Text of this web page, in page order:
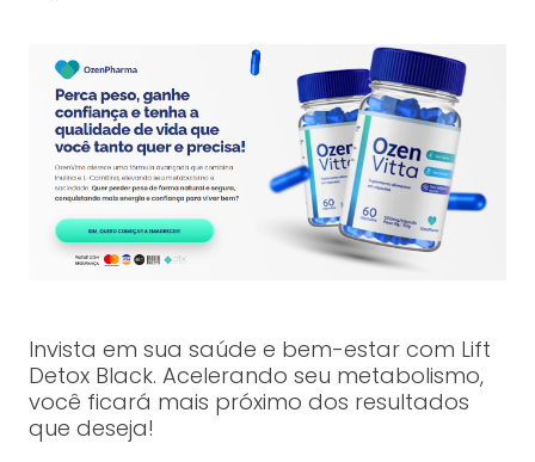
Invista em sua saúde e bem-estar com Lift
Detox Black. Acelerando seu metabolismo,
você ficará mais próximo dos resultados
que deseja!